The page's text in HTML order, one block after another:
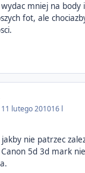
mniej na body
fot, ale
11 lutego 201016 l
nie patrzec
5d 3d mark